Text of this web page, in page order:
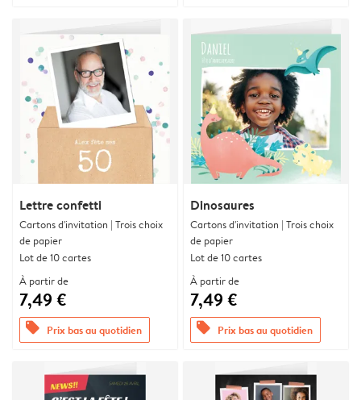
Lettre confetti
Cartons d'invitation | Trois choix
de papier
Lot de 10 cartes
À partir de
7,49 €
offers Prix bas au quotidien
Dinosaures
Cartons d'invitation | Trois choix
de papier
Lot de 10 cartes
À partir de
7,49 €
offers Prix bas au quotidien